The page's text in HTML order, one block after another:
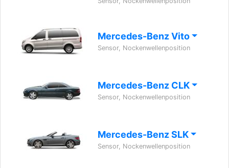
Mercedes-Benz Vito
Sensor, Nockenwellenposition
Mercedes-Benz CLK
Sensor, Nockenwellenposition
Mercedes-Benz SLK
Sensor, Nockenwellenposition